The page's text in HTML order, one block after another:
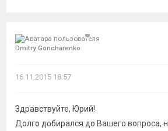
Dmitry Goncharenko
16.11.2015 18:57
Здравствуйте, Юрий!
Долго добирался до Вашего вопроса,